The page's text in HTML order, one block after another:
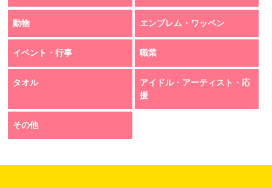
動物 エンブレム・ワッペン
イベント・行事 職業
タオル
アイドル・アーティスト・応
援
その他